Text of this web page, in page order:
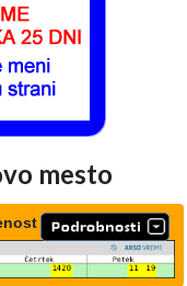
mesto